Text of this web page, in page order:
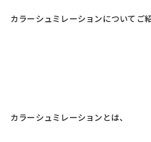
カラーシュミレーションについてご
カラーシュミレーションとは、